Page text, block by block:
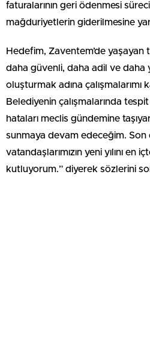
faturalarının geri ödenmesi
mağduriyetlerin giderilmesine
Hedefim, Zaventem’de yaşayan
daha güvenli, daha adil ve daha
oluşturmak adına çalışmalarımı
Belediyenin çalışmalarında
hataları meclis gündemine
sunmaya devam edeceğim. Son
vatandaşlarımızın yeni yılını en
kutluyorum.” diyerek sözlerini